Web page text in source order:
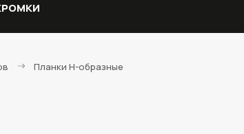
Планки Н-образные